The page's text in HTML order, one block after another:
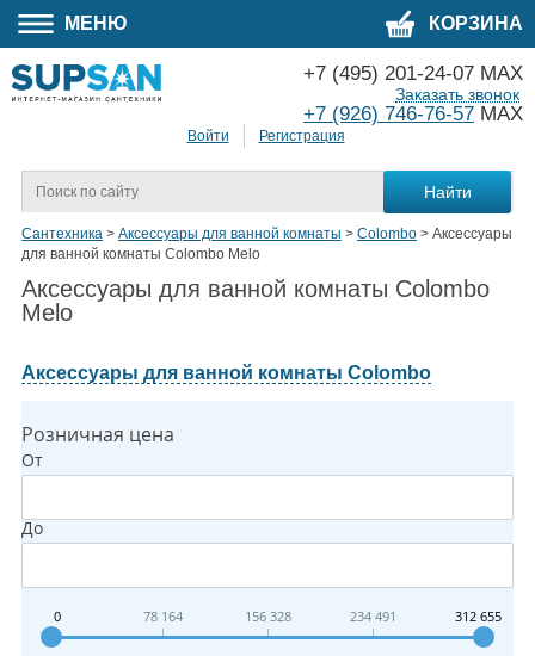
МЕНЮ КОРЗИНА
Войти Регистрация
+7 (495) 201-24-07 MAX
+7 (926) 746-76-57 MAX
Заказать звонок
Сантехника > Аксессуары для ванной комнаты > Colombo > Аксессуары
для ванной комнаты Colombo Melo
Аксессуары для ванной комнаты Colombo
Melo
Аксессуары для ванной комнаты Colombo
Розничная цена
От
До
0 78 164 156 328 234 491 312 655